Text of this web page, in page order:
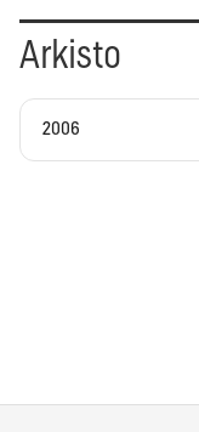
Arkisto
2006